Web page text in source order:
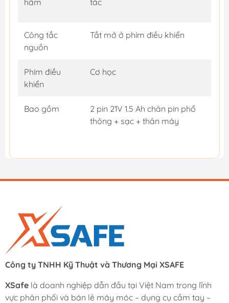
Công tắc
nguồn
Tắt mở ở phím điều khiển
Phím điều
khiển
Cơ học
Bao gồm
2 pin 21V 1.5 Ah chân pin phổ
thông + sạc + thân máy
Công ty TNHH Kỹ Thuật và Thương Mại XSAFE
XSafe là doanh nghiệp dẫn đầu tại Việt Nam trong lĩnh
vực phân phối và bán lẻ máy móc – dụng cụ cầm tay –